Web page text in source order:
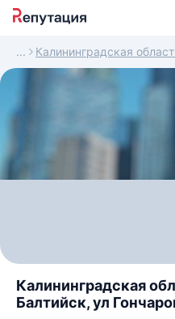
Калининградская
Калининградская
Балтийск, ул